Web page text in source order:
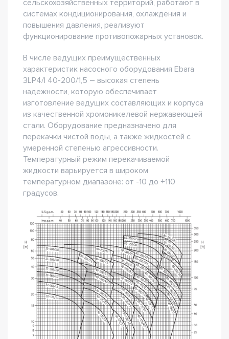
сельскохозяйственных территорий, работают в
системах кондиционирования, охлаждения и
повышения давления, реализуют
функционирование противопожарных установок.
В числе ведущих преимущественных
характеристик насосного оборудования Ebara
3LP4/I 40-200/1,5 – высокая степень
надежности, которую обеспечивает
изготовление ведущих составляющих и корпуса
из качественной хромоникелевой нержавеющей
стали. Оборудование предназначено для
перекачки чистой воды, а также жидкостей с
умеренной степенью агрессивности.
Температурный режим перекачиваемой
жидкости варьируется в широком
температурном диапазоне: от -10 до +110
градусов.